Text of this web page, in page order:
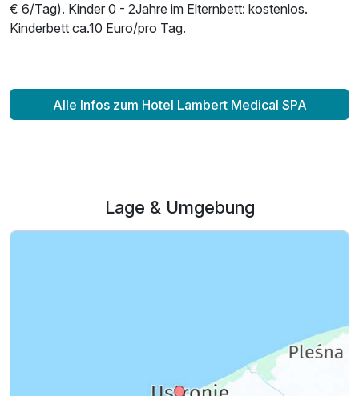
€ 6/Tag). Kinder 0 - 2Jahre im Elternbett: kostenlos.
Kinderbett ca.10 Euro/pro Tag.
Alle Infos zum Hotel Lambert Medical SPA
Lage & Umgebung